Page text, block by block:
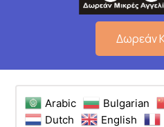
Δωρεάν
Arabic Bulgarian
Dutch
English